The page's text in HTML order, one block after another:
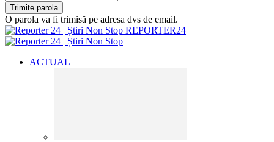
O parola va fi trimisă pe adresa dvs de email.
REPORTER24
ACTUAL